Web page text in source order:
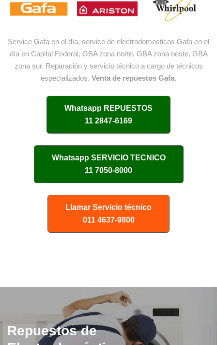
Service Gafa en el día, service de electrodomesticos Gafa en el
día en Capital Federal, GBA zona norte, GBA zona oeste, GBA
zona sur. Reparación y servicio técnico a cargo de técnicos
especializados. Venta de repuestos Gafa.
Whatsapp REPUESTOS
11 2847-6169
Whatsapp SERVICIO TECNICO
11 7050-8000
Llamar Servicio técnico
011 4637-9800
Repuestos de